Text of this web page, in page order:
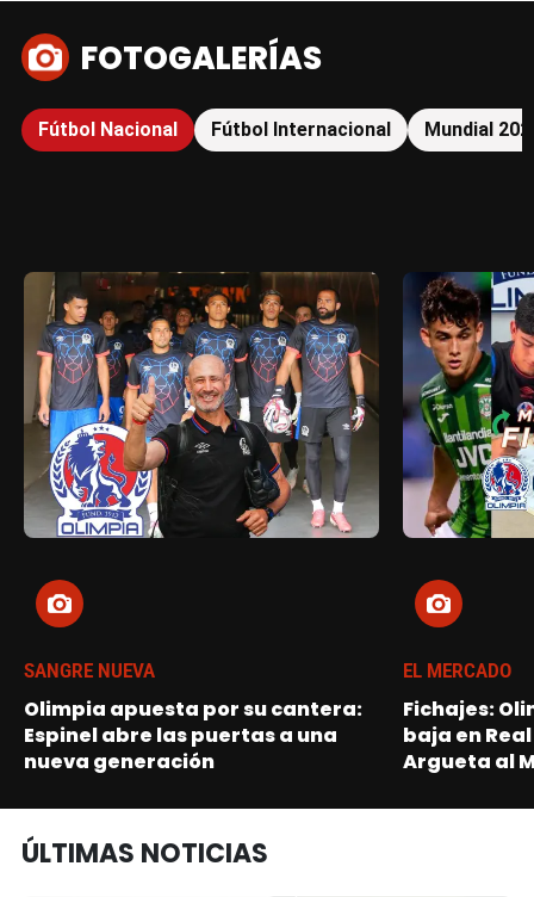
FOTOGALERÍAS
Fútbol Nacional Fútbol Internacional Mundial
SANGRE NUEVA
Olimpia apuesta por su cantera:
Espinel abre las puertas a una
nueva generación
EL MERCADO
Fichajes:
baja en
Argueta al
ÚLTIMAS NOTICIAS